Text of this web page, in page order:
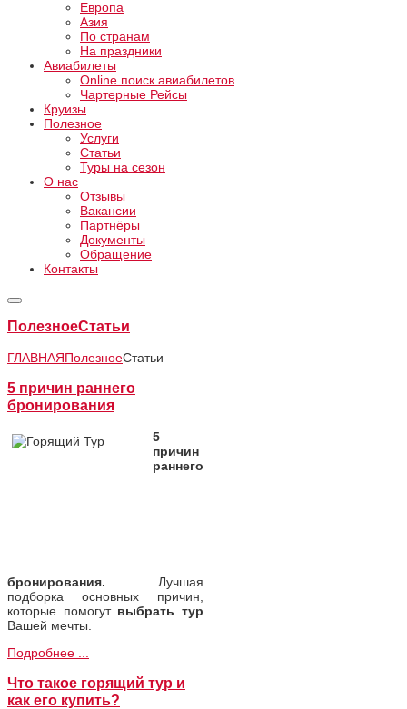
Европа
Азия
По странам
На праздники
Авиабилеты
Online поиск авиабилетов
Чартерные Рейсы
Круизы
Полезное
Услуги
Статьи
Туры на сезон
О нас
Отзывы
Вакансии
Партнёры
Документы
Обращение
Контакты
ПолезноеСтатьи
ГЛАВНАЯПолезноеСтатьи
5 причин раннего
бронирования
5
причин
раннего
бронирования. Лучшая
подборка основных причин,
которые помогут выбрать тур
Вашей мечты.
Подробнее ...
Что такое горящий тур и
как его купить?